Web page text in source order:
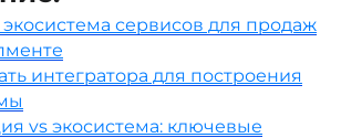
экосистема сервисов для продаж
интегратора для построения
vs экосистема: ключевые